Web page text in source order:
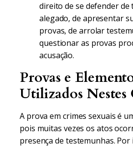
direito de se defender
alegado, de apresentar
provas, de arrolar
questionar as provas
acusação.
Provas e
Utilizados Nestes
A prova em crimes sexuais é
pois muitas vezes os atos
presença de testemunhas. Por